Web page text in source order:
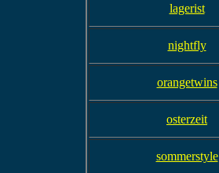
lagerist
nightfly
orangetwins
osterzeit
sommerstyle